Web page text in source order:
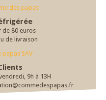
de 80 euros
de livraison
9h à 13H